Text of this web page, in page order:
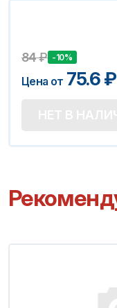
84₽ -10%
Цена от 75.6₽